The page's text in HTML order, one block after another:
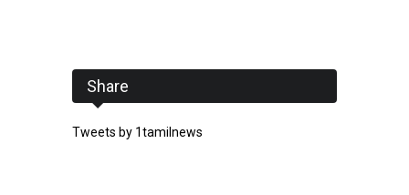
Share
Tweets by 1tamilnews